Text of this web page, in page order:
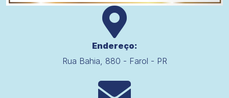
Endereço:
Rua Bahia, 880 - Farol - PR